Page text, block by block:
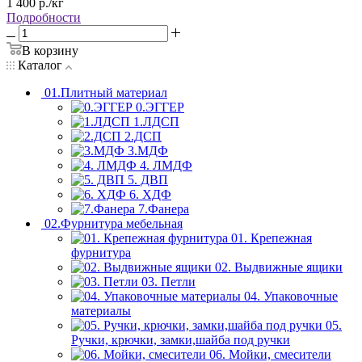
Подробности
В корзину
Каталог
01.Плитный материал
0.ЭГГЕР
1.ЛДСП
2.ДСП
3.МДФ
4. ЛМДФ
5. ДВП
6. ХДФ
7.Фанера
02.Фурнитура мебельная
01. Крепежная
фурнитура
02. Выдвижные ящики
03. Петли
04. Упаковочные
материалы
05.
Ручки, крючки, замки,шайба под ручки
06. Мойки, смесители